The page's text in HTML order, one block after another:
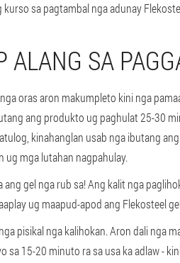
kurso sa pagtambal nga adunay
ALANG SA
oras aron makumpleto kini nga
ang produkto ug paghulat 25-30
kinahanglan usab nga ibutang
ug mga lutahan nagpahulay.
ang gel nga rub sa! Ang kalit nga
ug maapud-apod ang Flekosteel
pisikal nga kalihokan. Aron dali nga
sa 15-20 minuto ra sa usa ka adlaw -